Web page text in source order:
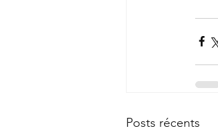
Posts récents